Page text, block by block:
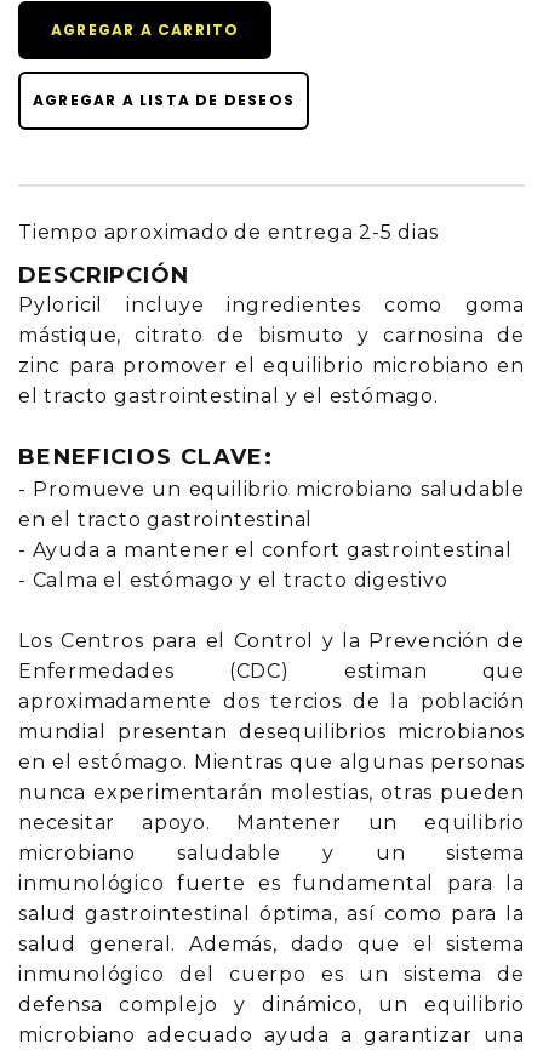
AGREGAR A CARRITO
AGREGAR A LISTA DE DESEOS
Tiempo aproximado de entrega 2-5 dias
DESCRIPCIÓN
Pyloricil incluye ingredientes como goma
mástique, citrato de bismuto y carnosina de
zinc para promover el equilibrio microbiano en
el tracto gastrointestinal y el estómago.
BENEFICIOS CLAVE:
- Promueve un equilibrio microbiano saludable
en el tracto gastrointestinal
- Ayuda a mantener el confort gastrointestinal
- Calma el estómago y el tracto digestivo
Los Centros para el Control y la Prevención de
Enfermedades (CDC) estiman que
aproximadamente dos tercios de la población
mundial presentan desequilibrios microbianos
en el estómago. Mientras que algunas personas
nunca experimentarán molestias, otras pueden
necesitar apoyo. Mantener un equilibrio
microbiano saludable y un sistema
inmunológico fuerte es fundamental para la
salud gastrointestinal óptima, así como para la
salud general. Además, dado que el sistema
inmunológico del cuerpo es un sistema de
defensa complejo y dinámico, un equilibrio
microbiano adecuado ayuda a garantizar una